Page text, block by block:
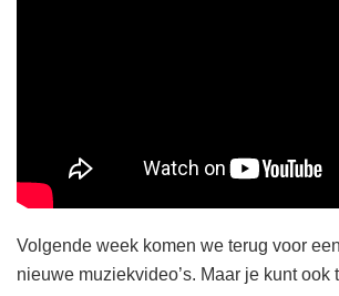
Volgende week komen we terug voor
nieuwe muziekvideo’s. Maar je kunt ook